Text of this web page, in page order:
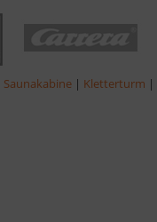
Saunakabine | Kletterturm |